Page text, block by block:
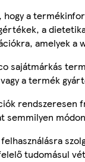
a
a
amelyek a
sajátmárkás
a termék
semmilyen
tudomásul